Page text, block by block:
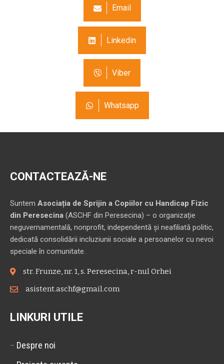
Email
Linkedin
Viber
Whatsapp
CONTACTEAZĂ-NE
Suntem Asociația de Sprijin a Copiilor cu Handicap Fizic
din Peresecina (ASCHF din Peresecina) – o organizație
neguvernamentală, nonprofit, independentă și neafiliată politic,
dedicată consolidării incluziunii sociale a persoanelor cu nevoi
speciale în comunitate.
str. Frunze, nr. 1, s. Peresecina, r-nul Orhei
asistent.aschf@gmail.com
LINKURI UTILE
– Despre noi